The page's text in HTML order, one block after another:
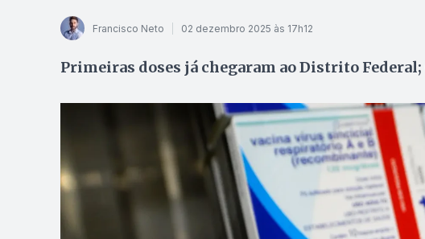
Francisco Neto 02 dezembro 2025 às 17h12
Primeiras doses já chegaram ao Distrito